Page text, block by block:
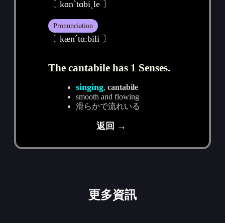
〔 kɑnˋtɑbiˏle 〕
Pronunciation
〔 kænˊtɑːbili 〕
The cantabile has 1 Senses.
singing,cantabile
smooth and flowing
滑らかで流れいる
返回 →
更多資訊